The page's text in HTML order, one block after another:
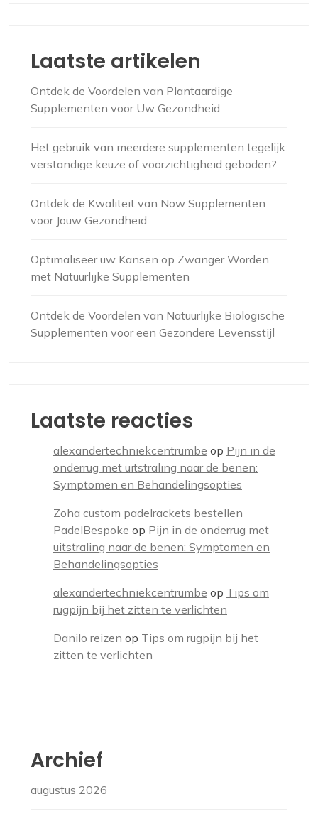
Laatste artikelen
Ontdek de Voordelen van Plantaardige
Supplementen voor Uw Gezondheid
Het gebruik van meerdere supplementen tegelijk:
verstandige keuze of voorzichtigheid geboden?
Ontdek de Kwaliteit van Now Supplementen
voor Jouw Gezondheid
Optimaliseer uw Kansen op Zwanger Worden
met Natuurlijke Supplementen
Ontdek de Voordelen van Natuurlijke Biologische
Supplementen voor een Gezondere Levensstijl
Laatste reacties
alexandertechniekcentrumbe op Pijn in de
onderrug met uitstraling naar de benen:
Symptomen en Behandelingsopties
Zoha custom padelrackets bestellen
PadelBespoke op Pijn in de onderrug met
uitstraling naar de benen: Symptomen en
Behandelingsopties
alexandertechniekcentrumbe op Tips om
rugpijn bij het zitten te verlichten
Danilo reizen op Tips om rugpijn bij het
zitten te verlichten
Archief
augustus 2026